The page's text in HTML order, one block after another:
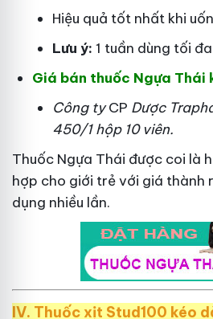
Hiệu quả tốt nhất khi
Lưu ý: 1 tuần dùng tối
Giá bán thuốc Ngựa Thái
Công tyCP Dược
450/1 hộp 10 viên.
Thuốc Ngựa Thái được coi là
hợp cho giới trẻ với giá thành
dụng nhiều lần.
IV. Thuốc xịt Stud100 kéo